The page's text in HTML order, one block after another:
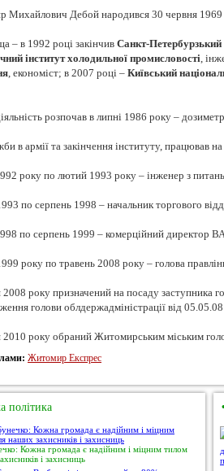
Михайлович Дебой народився 30 червня 1969
– в 1992 році закінчив Санкт-
інститут холодильної промисловості,
, економіст; в 2007 році – Київський
розпочав в липні 1986 року –
в армії та закінчення інституту, працював
року по лютий 1993 року – інженер з
по серпень 1998 – начальник торгового
по серпень 1999 – комерційний директор
року по травень 2008 року – голова
2008 року призначений на посаду заступника
голови облдержадміністрації від
2010 року обраний Житомирським міським
Житомир Експрес
політика
Кожна громада є надійним і міцним тилом
і захисниць